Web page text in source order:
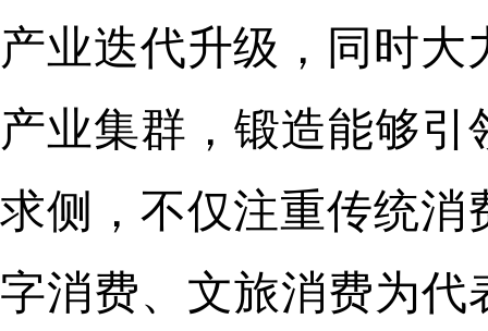
产业迭代升级，同时
产业集群，锻造能够引
求侧，不仅注重传统消
字消费、文旅消费为代